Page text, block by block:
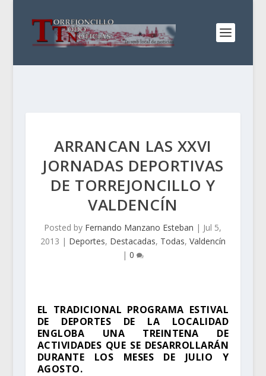
ARRANCAN LAS XXVI
JORNADAS DEPORTIVAS
DE TORREJONCILLO Y
VALDENCÍN
Posted by Fernando Manzano Esteban | Jul 5,
2013 | Deportes, Destacadas, Todas, Valdencín
| 0
EL TRADICIONAL PROGRAMA ESTIVAL
DE DEPORTES DE LA LOCALIDAD
ENGLOBA UNA TREINTENA DE
ACTIVIDADES QUE SE DESARROLLARÁN
DURANTE LOS MESES DE JULIO Y
AGOSTO.